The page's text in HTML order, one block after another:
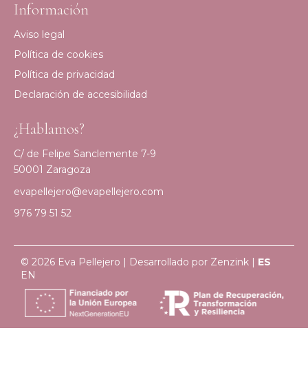
Información
Aviso legal
Política de cookies
Política de privacidad
Declaración de accesibilidad
¿Hablamos?
C/ de Felipe Sanclemente 7-9
50001 Zaragoza
evapellejero@evapellejero.com
976 79 51 52
© 2026 Eva Pellejero | Desarrollado por Zenzink | ES
EN